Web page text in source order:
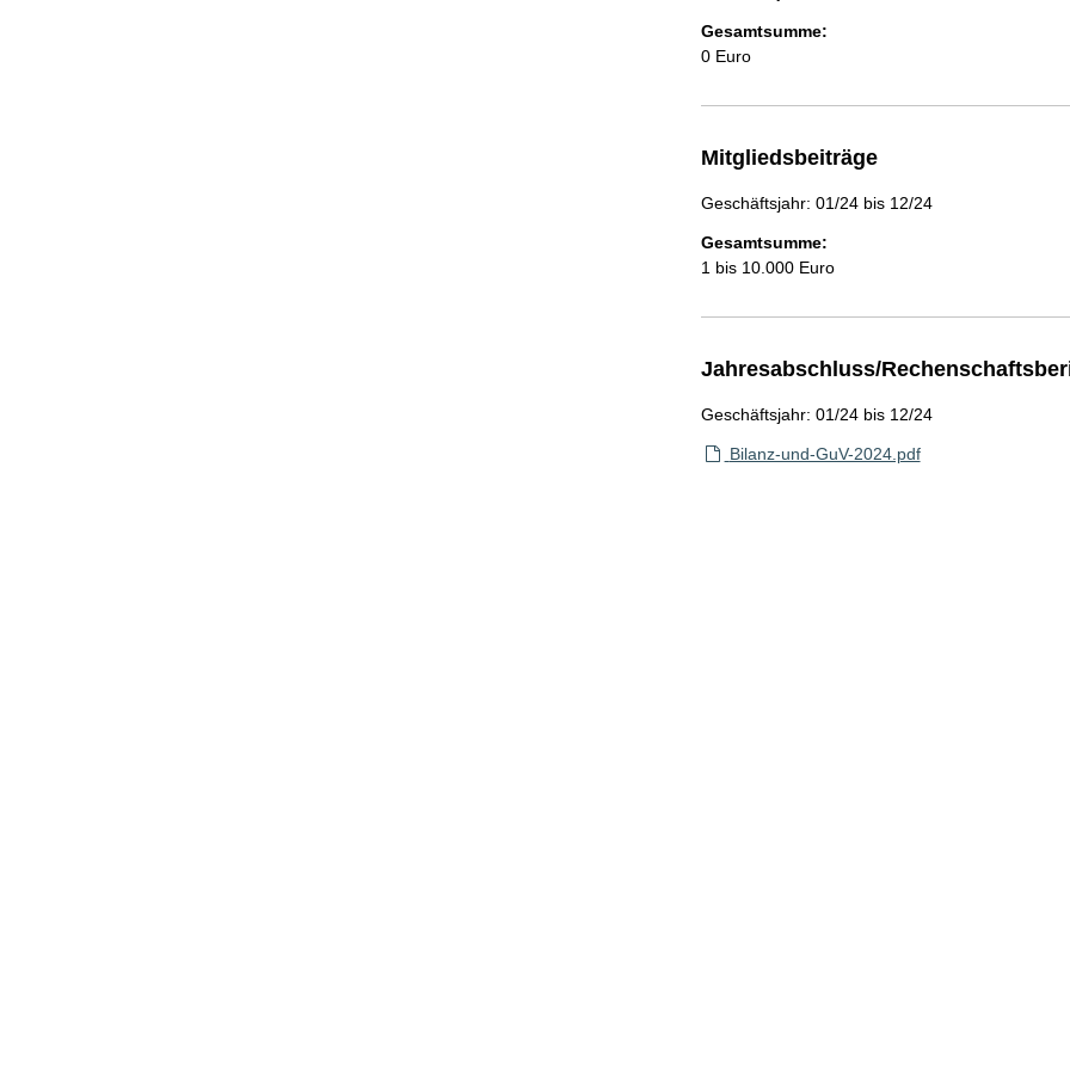
Gesamtsumme:
0 Euro
Mitgliedsbeiträge
Geschäftsjahr: 01/24 bis 12/24
Gesamtsumme:
1 bis 10.000 Euro
Jahresabschluss/
Geschäftsjahr: 01/24 bis 12/24
Bilanz-und-GuV-2024.pdf